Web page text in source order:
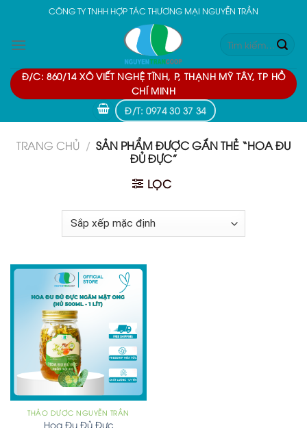
content
CÔNG TY TNHH HỢP TÁC THƯƠNG MẠI NGUYỄN TRẦN
Tìm
kiếm:
Đ/C: 860/14 XÔ VIẾT NGHỆ TĨNH, P, THẠNH MỸ TÂY, TP HỒ
CHÍ MINH
Đ/T: 0974 30 37 34
TRANG CHỦ / SẢN PHẨM ĐƯỢC GẮN THẺ “HOA ĐU
ĐỦ ĐỰC”
LỌC
THẢO DƯỢC NGUYỄN TRẦN
Hoa Đu Đủ Đực